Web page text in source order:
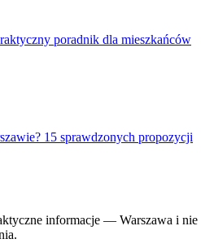
poradnik dla mieszkańców
15 sprawdzonych propozycji
informacje — Warszawa i nie